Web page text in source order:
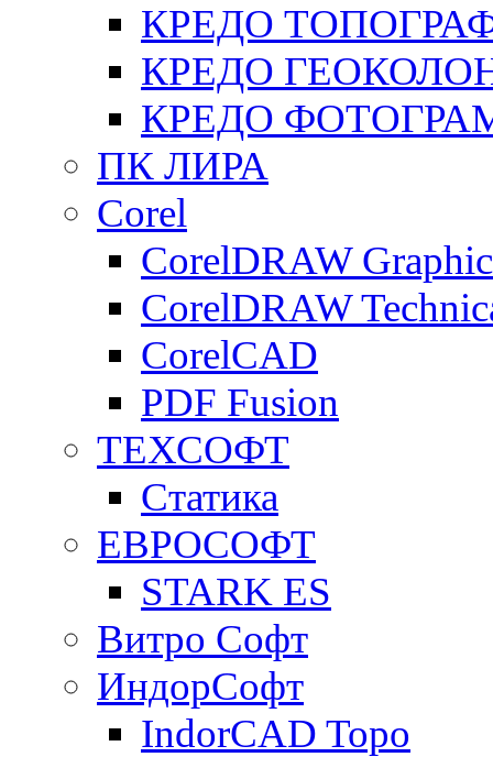
КРЕДО
КРЕДО
КРЕДО
ПК ЛИРА
Corel
CorelDRAW
CorelDRAW
CorelCAD
PDF Fusion
ТЕХСОФТ
Статика
ЕВРОСОФТ
STARK ES
Витро Софт
ИндорСофт
IndorCAD Topo